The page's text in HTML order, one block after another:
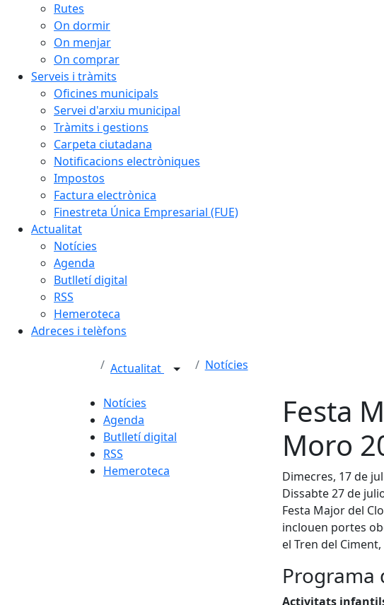
Rutes
On dormir
On menjar
On comprar
Serveis i tràmits
Oficines municipals
Servei d'arxiu municipal
Tràmits i gestions
Carpeta ciutadana
Notificacions electròniques
Impostos
Factura electrònica
Finestreta Única Empresarial (FUE)
Actualitat
Notícies
Agenda
Butlletí digital
RSS
Hemeroteca
Adreces i telèfons
Actualitat Notícies
Notícies
Agenda
Butlletí digital
RSS
Hemeroteca
Festa
Moro
Dimecres, 17 de
Dissabte 27 de
Festa Major del
inclouen portes
el Tren del
Programa
Activitats